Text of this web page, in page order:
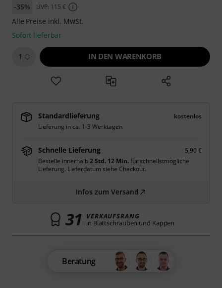
-35% UVP: 115 €
Alle Preise inkl. MwSt.
Sofort lieferbar
1 IN DEN WARENKORB
Standardlieferung
kostenlos
Lieferung in ca. 1-3 Werktagen
Schnelle Lieferung
5,90 €
Bestelle innerhalb2 Std. 12 Min.für schnellstmögliche
Lieferung. Lieferdatum siehe Checkout.
Infos zum Versand
31 VERKAUFSRANG
in Blattschrauben und Kappen
Beratung